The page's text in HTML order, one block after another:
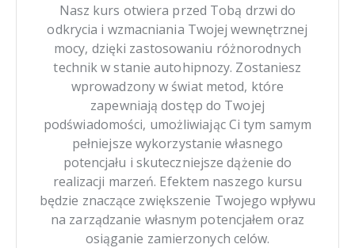
Nasz kurs otwiera przed Tobą drzwi do
odkrycia i wzmacniania Twojej wewnętrznej
mocy, dzięki zastosowaniu różnorodnych
technik w stanie autohipnozy. Zostaniesz
wprowadzony w świat metod, które
zapewniają dostęp do Twojej
podświadomości, umożliwiając Ci tym samym
pełniejsze wykorzystanie własnego
potencjału i skuteczniejsze dążenie do
realizacji marzeń. Efektem naszego kursu
będzie znaczące zwiększenie Twojego wpływu
na zarządzanie własnym potencjałem oraz
osiąganie zamierzonych celów.